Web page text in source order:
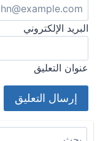
البريد الإلكتروني
عنوان التعليق